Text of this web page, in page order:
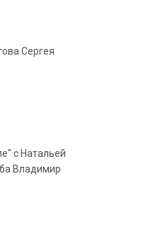
Сергея
с Натальей
Владимир